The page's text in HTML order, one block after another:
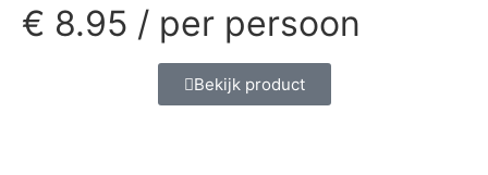
€ 8.95 / per persoon
Bekijk product